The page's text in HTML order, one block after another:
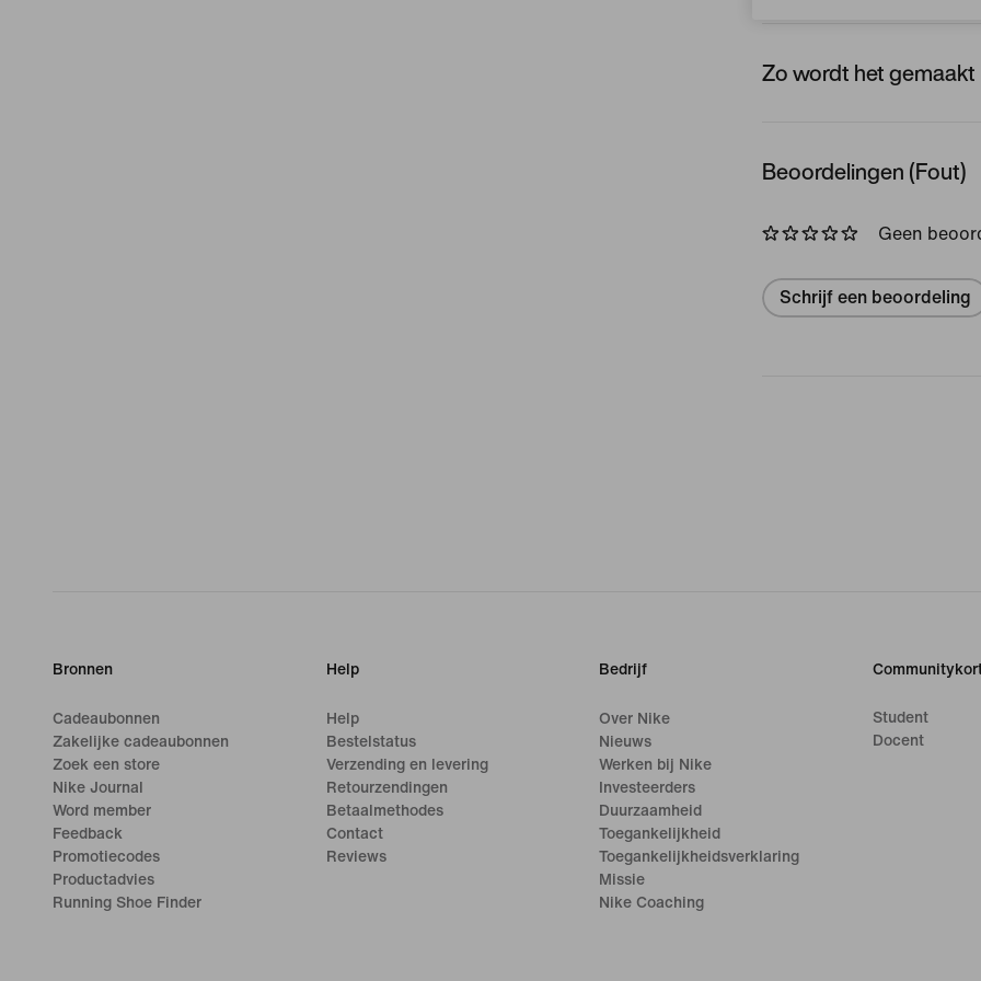
Zo wordt het gemaakt
Beoordelingen (Fout)
Geen
Schrijf een beoordeling
Bronnen
Cadeaubonnen
Zakelijke cadeaubonnen
Zoek een store
Nike Journal
Word member
Feedback
Promotiecodes
Productadvies
Running Shoe Finder
Help
Help
Bestelstatus
Verzending en levering
Retourzendingen
Betaalmethodes
Contact
Reviews
Bedrijf
Over Nike
Nieuws
Werken bij Nike
Investeerders
Duurzaamheid
Toegankelijkheid
Toegankelijkheidsverklaring
Missie
Nike Coaching
Student
Docent